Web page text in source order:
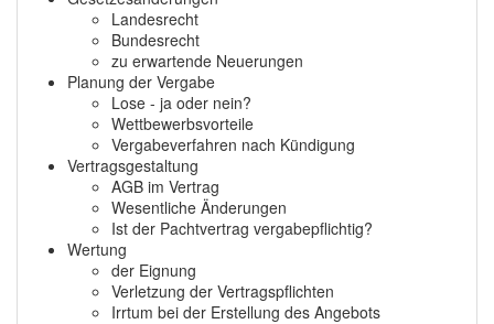
Landesrecht
Bundesrecht
zu erwartende Neuerungen
Planung der Vergabe
Lose - ja oder nein?
Wettbewerbsvorteile
Vergabeverfahren nach Kündigung
Vertragsgestaltung
AGB im Vertrag
Wesentliche Änderungen
Ist der Pachtvertrag vergabepflichtig?
Wertung
der Eignung
Verletzung der Vertragspflichten
Irrtum bei der Erstellung des Angebots